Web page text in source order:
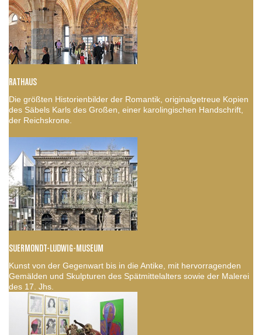
RATHAUS
Die größten Historienbilder der Romantik, originalgetreue Kopien
des Säbels Karls des Großen, einer karolingischen Handschrift,
der Reichskrone.
SUERMONDT-LUDWIG-MUSEUM
Kunst von der Gegenwart bis in die Antike, mit hervorragenden
Gemälden und Skulpturen des Spätmittelalters sowie der Malerei
des 17. Jhs.